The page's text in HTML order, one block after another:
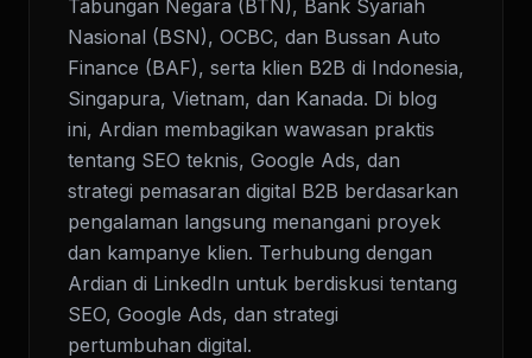
Tabungan Negara (BTN), Bank Syariah
Nasional (BSN), OCBC, dan Bussan Auto
Finance (BAF), serta klien B2B di Indonesia,
Singapura, Vietnam, dan Kanada. Di blog
ini, Ardian membagikan wawasan praktis
tentang SEO teknis, Google Ads, dan
strategi pemasaran digital B2B berdasarkan
pengalaman langsung menangani proyek
dan kampanye klien. Terhubung dengan
Ardian di LinkedIn untuk berdiskusi tentang
SEO, Google Ads, dan strategi
pertumbuhan digital.